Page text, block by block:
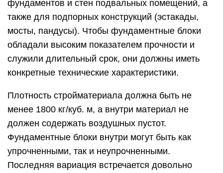
фундаментов и стен подвальных помещений, а
также для подпорных конструкций (эстакады,
мосты, пандусы). Чтобы фундаментные блоки
обладали высоким показателем прочности и
служили длительный срок, они должны иметь
конкретные технические характеристики.
Плотность стройматериала должна быть не
менее 1800 кг/куб. м, а внутри материал не
должен содержать воздушных пустот.
Фундаментные блоки внутри могут быть как
упрочненными, так и неупрочненными.
Последняя вариация встречается довольно